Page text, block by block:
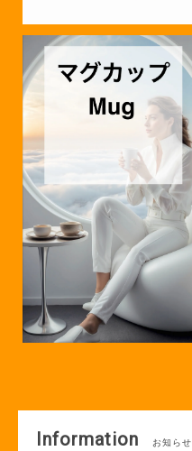
Information お知らせ